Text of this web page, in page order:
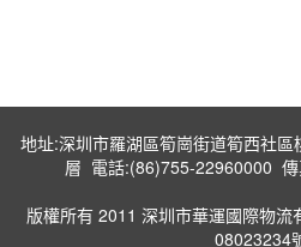
地址:深圳市羅湖區筍崗街道筍西社
層 電話:(86)755-22960000
版權所有 2011 深圳市華運國際物流
08023234